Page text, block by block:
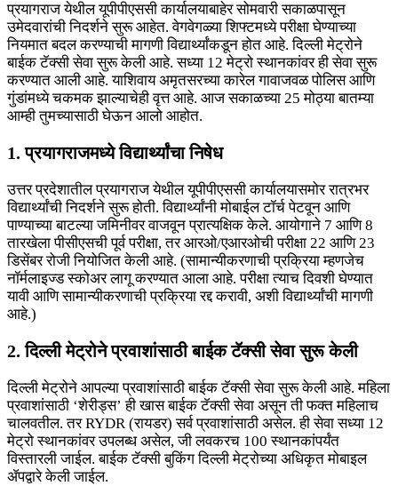
प्रयागराज येथील यूपीपीएससी कार्यालयाबाहेर सोमवारी सकाळपासून
उमेदवारांची निदर्शने सुरू आहेत. वेगवेगळ्या शिफ्टमध्ये परीक्षा घेण्याच्या
नियमात बदल करण्याची मागणी विद्यार्थ्यांकडून होत आहे. दिल्ली मेट्रोने
बाईक टॅक्सी सेवा सुरू केली आहे. सध्या 12 मेट्रो स्थानकांवर ही सेवा सुरू
करण्यात आली आहे. याशिवाय अमृतसरच्या कारेल गावाजवळ पोलिस आणि
गुंडांमध्ये चकमक झाल्याचेही वृत्त आहे. आज सकाळच्या 25 मोठ्या बातम्या
आम्ही तुमच्यासाठी घेऊन आलो आहोत.
1. प्रयागराजमध्ये विद्यार्थ्यांचा निषेध
उत्तर प्रदेशातील प्रयागराज येथील यूपीपीएससी कार्यालयासमोर रात्रभर
विद्यार्थ्यांची निदर्शने सुरू होती. विद्यार्थ्यांनी मोबाईल टॉर्च पेटवून आणि
पाण्याच्या बाटल्या जमिनीवर वाजवून प्रात्यक्षिक केले. आयोगाने 7 आणि 8
तारखेला पीसीएसची पूर्व परीक्षा, तर आरओ/एआरओची परीक्षा 22 आणि 23
डिसेंबर रोजी नियोजित केली आहे. (सामान्यीकरणाची प्रक्रिया म्हणजेच
नॉर्मलाइज्ड स्कोअर लागू करण्यात आला आहे. परीक्षा त्याच दिवशी घेण्यात
यावी आणि सामान्यीकरणाची प्रक्रिया रद्द करावी, अशी विद्यार्थ्यांची मागणी
आहे.)
2. दिल्ली मेट्रोने प्रवाशांसाठी बाईक टॅक्सी सेवा सुरू केली
दिल्ली मेट्रोने आपल्या प्रवाशांसाठी बाईक टॅक्सी सेवा सुरू केली आहे. महिला
प्रवाशांसाठी ‘शेरीड्स’ ही खास बाईक टॅक्सी सेवा असून ती फक्त महिलाच
चालवतील. तर RYDR (रायडर) सर्व प्रवाशांसाठी असेल. ही सेवा सध्या 12
मेट्रो स्थानकांवर उपलब्ध असेल, जी लवकरच 100 स्थानकांपर्यंत
विस्तारली जाईल. बाईक टॅक्सी बुकिंग दिल्ली मेट्रोच्या अधिकृत मोबाइल
ॲपद्वारे केली जाईल.